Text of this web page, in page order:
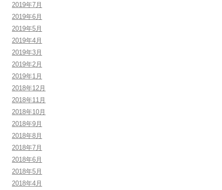
2019年7月
2019年6月
2019年5月
2019年4月
2019年3月
2019年2月
2019年1月
2018年12月
2018年11月
2018年10月
2018年9月
2018年8月
2018年7月
2018年6月
2018年5月
2018年4月